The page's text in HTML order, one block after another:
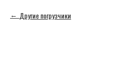
Другие погрузчики